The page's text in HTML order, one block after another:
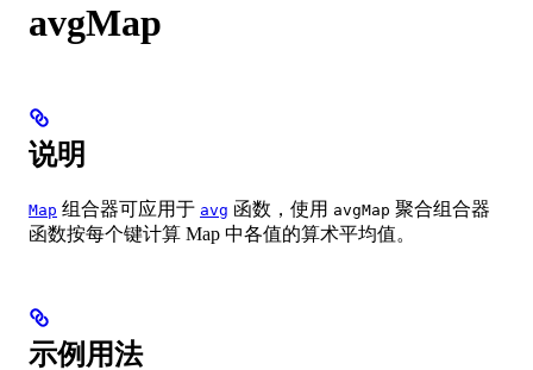
avgMap
说明
Map 组合器可应用于 avg 函数，使用 avgMap 聚合组合器
函数按每个键计算 Map 中各值的算术平均值。
示例用法